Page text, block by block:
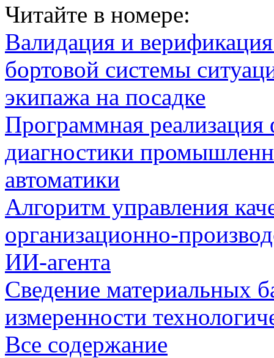
Читайте в номере:
Валидация и
бортовой системы
экипажа на посадке
Программная
диагностики
автоматики
Алгоритм управления
организационно-
ИИ-агента
Сведение материальных
измеренности
Все содержание